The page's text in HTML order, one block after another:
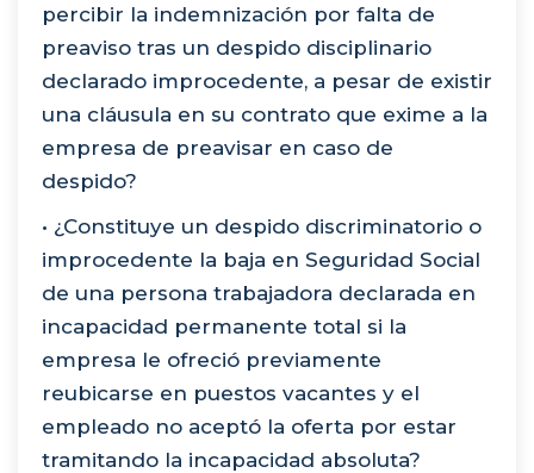
percibir la indemnización por falta de
preaviso tras un despido disciplinario
declarado improcedente, a pesar de existir
una cláusula en su contrato que exime a la
empresa de preavisar en caso de
despido?
• ¿Constituye un despido discriminatorio o
improcedente la baja en Seguridad Social
de una persona trabajadora declarada en
incapacidad permanente total si la
empresa le ofreció previamente
reubicarse en puestos vacantes y el
empleado no aceptó la oferta por estar
tramitando la incapacidad absoluta?